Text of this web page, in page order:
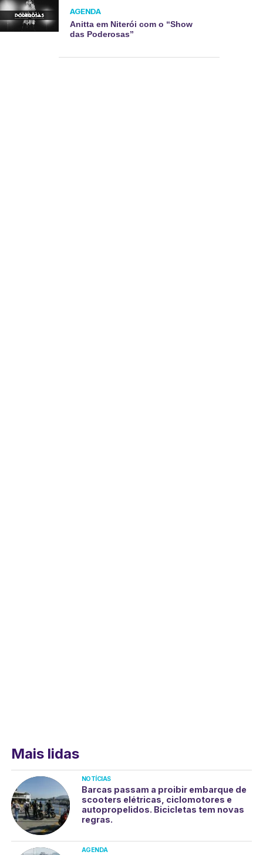
AGENDA
Anitta em Niterói com o “Show
das Poderosas”
Mais lidas
NOTÍCIAS
Barcas passam a proibir embarque de
scooters elétricas, ciclomotores e
autopropelidos. Bicicletas tem novas
regras.
AGENDA